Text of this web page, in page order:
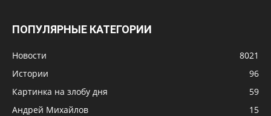
ПОПУЛЯРНЫЕ КАТЕГОРИИ
Новости
8021
Истории
96
Картинка на злобу дня
59
Андрей Михайлов
15